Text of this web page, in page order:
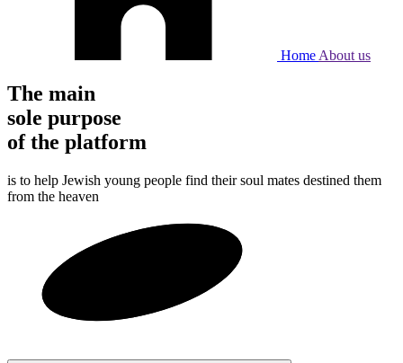
Home About us
The main
sole purpose
of the platform
is to help Jewish young people find their soul mates destined them
from the heaven